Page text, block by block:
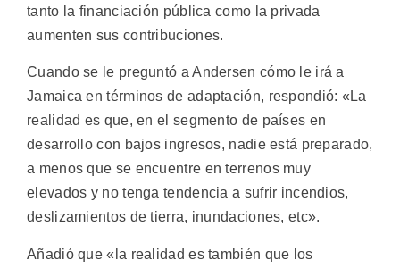
tanto la financiación pública como la privada
aumenten sus contribuciones.
Cuando se le preguntó a Andersen cómo le irá a
Jamaica en términos de adaptación, respondió: «La
realidad es que, en el segmento de países en
desarrollo con bajos ingresos, nadie está preparado,
a menos que se encuentre en terrenos muy
elevados y no tenga tendencia a sufrir incendios,
deslizamientos de tierra, inundaciones, etc».
Añadió que «la realidad es también que los